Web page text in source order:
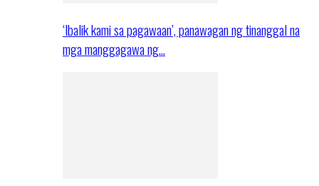
‘Ibalik kami sa pagawaan’, panawagan ng tinanggal na
mga manggagawa ng…